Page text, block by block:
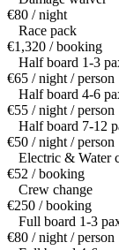
€80 / night
Race pack
€1,320 / booking
Half board 1-3
€65 / night / person
Half board 4-6
€55 / night / person
Half board 7-12
€50 / night / person
Electric & Water
€52 / booking
Crew change
€250 / booking
Full board 1-3
€80 / night / person